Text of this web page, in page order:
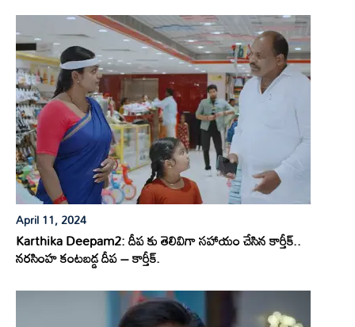
April 11, 2024
Karthika Deepam2: దీప కు తెలివిగా సహాయం చేసిన కార్తీక్..
నరసింహ కంటబడ్డ దీప – కార్తీక్.